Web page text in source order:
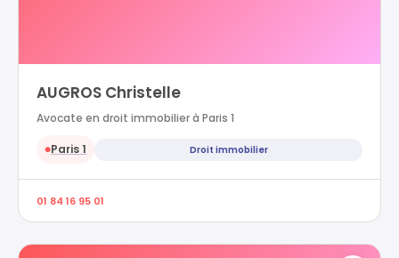
AUGROS Christelle
Avocate en droit immobilier à Paris 1
●Paris 1 Droit immobilier
01 84 16 95 01